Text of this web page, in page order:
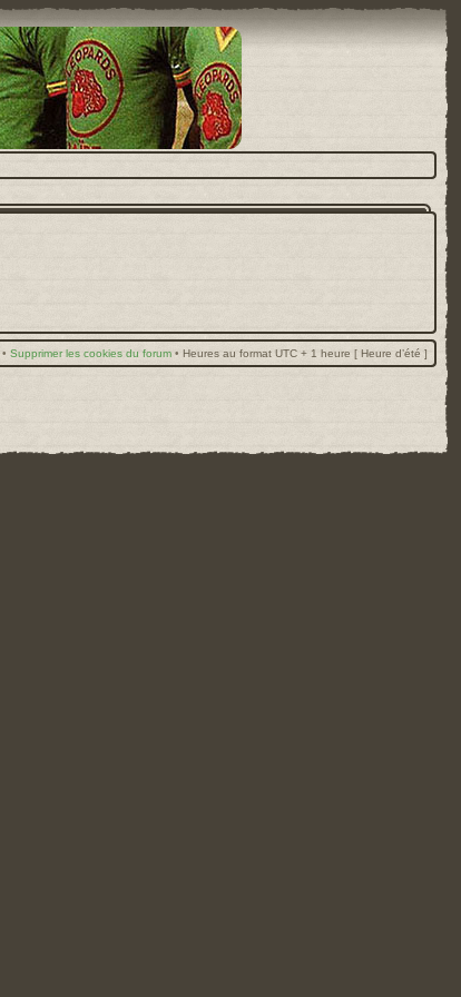
• Supprimer les cookies du forum • Heures au format UTC + 1 heure [ Heure d’été ]